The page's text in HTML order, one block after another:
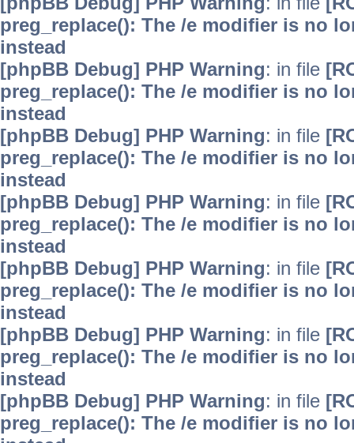
preg_replace(): The /e modifier is no
instead
[phpBB Debug] PHP Warning: in file
preg_replace(): The /e modifier is no
instead
[phpBB Debug] PHP Warning: in file
preg_replace(): The /e modifier is no
instead
[phpBB Debug] PHP Warning: in file
preg_replace(): The /e modifier is no
instead
[phpBB Debug] PHP Warning: in file
preg_replace(): The /e modifier is no
instead
[phpBB Debug] PHP Warning: in file
preg_replace(): The /e modifier is no
instead
[phpBB Debug] PHP Warning: in file
preg_replace(): The /e modifier is no